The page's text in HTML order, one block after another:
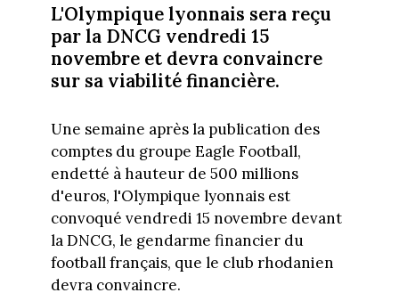
L'Olympique lyonnais sera reçu
par la DNCG vendredi 15
novembre et devra convaincre
sur sa viabilité financière.
Une semaine après la publication des
comptes du groupe Eagle Football,
endetté à hauteur de 500 millions
d'euros, l'Olympique lyonnais est
convoqué vendredi 15 novembre devant
la DNCG, le gendarme financier du
football français, que le club rhodanien
devra convaincre.